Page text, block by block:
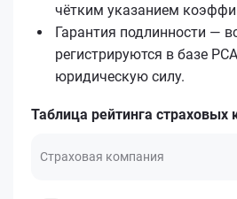
чётким указанием
Гарантия подлинности —
регистрируются в базе
юридическую силу.
Таблица рейтинга страховых
Страховая компания